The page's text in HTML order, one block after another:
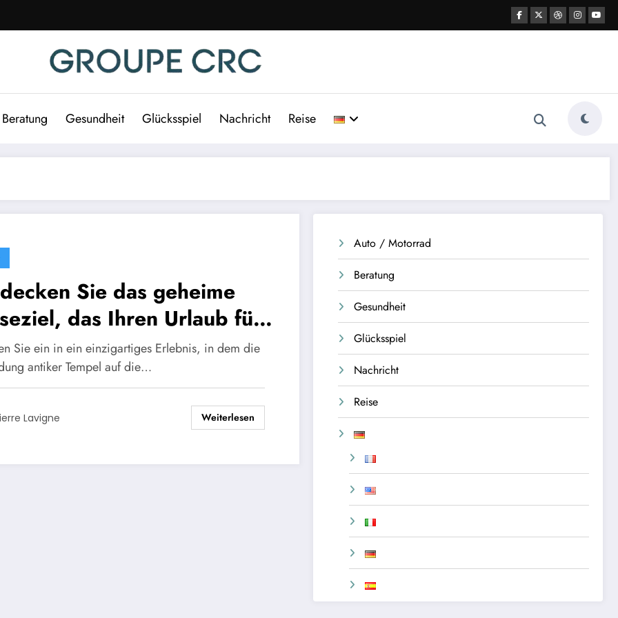
Beratung Gesundheit Glücksspiel Nachricht Reise
Sie das geheime
das Ihren Urlaub für
verändern wird!
Sie ein in ein einzigartiges Erlebnis, in dem die
antiker Tempel auf die…
Lavigne Weiterlesen
Auto / Motorrad
Beratung
Gesundheit
Glücksspiel
Nachricht
Reise